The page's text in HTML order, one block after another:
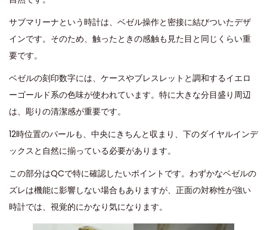
サブマリーナという時計は、ベゼル操作と密接に結びついたデザ
インです。そのため、触ったときの感触も見た目と同じくらい重
要です。
ベゼルの刻印数字には、ケースやブレスレットと調和するイエロ
ーゴールド系の色味が使われています。特に大きな分目盛り周辺
は、彫りの清潔感が重要です。
12時位置のパールも、中央にきちんと収まり、下のダイヤルインデ
ックスと自然に揃っている必要があります。
この部分はQCで特に確認したいポイントです。わずかなベゼルの
ズレは機能に影響しない場合もありますが、正面の対称性が強い
時計では、視覚的にかなり気になります。